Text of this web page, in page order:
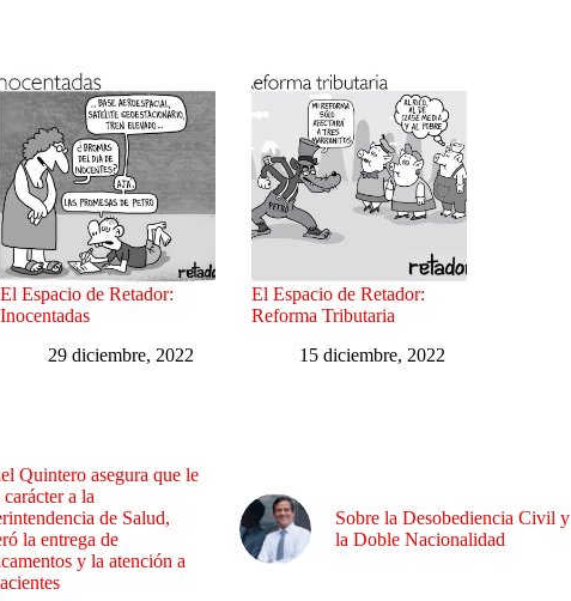
El Espacio de Retador:
Inocentadas
29 diciembre, 2022
El Espacio de Retador:
Reforma Tributaria
15 diciembre, 2022
Quintero asegura que le
carácter a la
de Salud,
la entrega de
y la atención a
Sobre la Desobediencia Civil y
la Doble Nacionalidad